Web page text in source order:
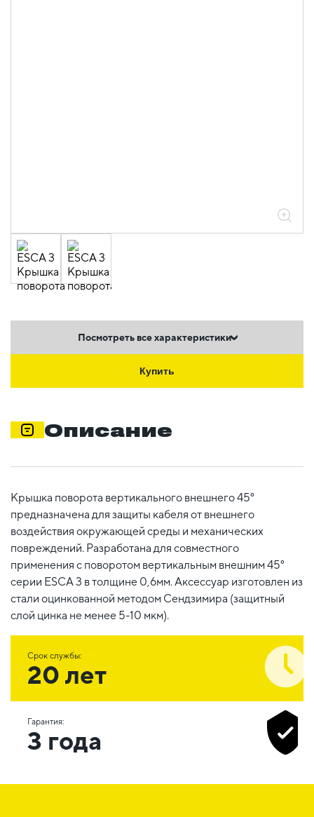
Посмотреть все характеристики
Купить
Описание
Крышка поворота вертикального внешнего 45°
предназначена для защиты кабеля от внешнего
воздействия окружающей среды и механических
повреждений. Разработана для совместного
применения с поворотом вертикальным внешним 45°
серии ESCA 3 в толщине 0,6мм. Аксессуар изготовлен из
стали оцинкованной методом Сендзимира (защитный
слой цинка не менее 5-10 мкм).
Срок службы:
20 лет
Гарантия:
3 года